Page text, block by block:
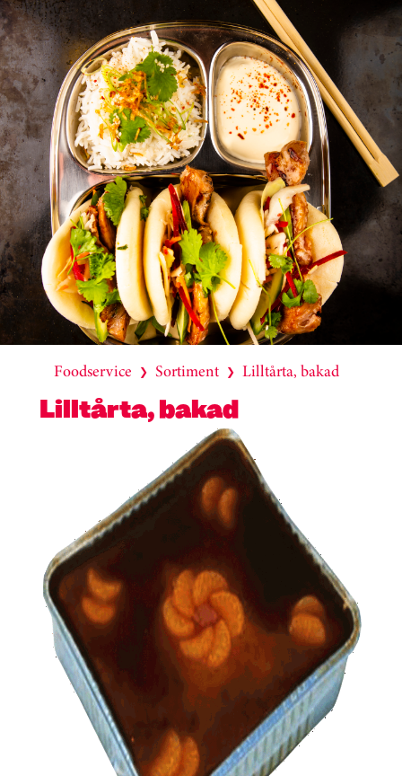
Foodservice ❯ Sortiment ❯ Lilltårta, bakad
Lilltårta, bakad